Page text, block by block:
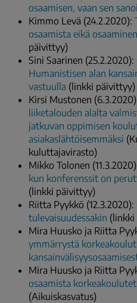
osaamisen, vaan sen
Kimmo Levä (24.2.2020):
osaamista eikä
päivittyy)
Sini Saarinen (25.2.2020):
Humanistisen alan
vastuulla (linkki päivittyy)
Kirsi Mustonen
liiketalouden alalta
jatkuvan oppimisen
asiakaslähtöisemmäksi
kuluttajavirasto)
Mikko Tolonen
kun konferenssit on
(linkki päivittyy)
Riitta Pyykkö (12.3.2020):
tulevaisuudessakin
Mira Huusko ja Riitta
ymmärrystä
Mira Huusko ja Riitta
osaamista
(Aikuiskasvatus)